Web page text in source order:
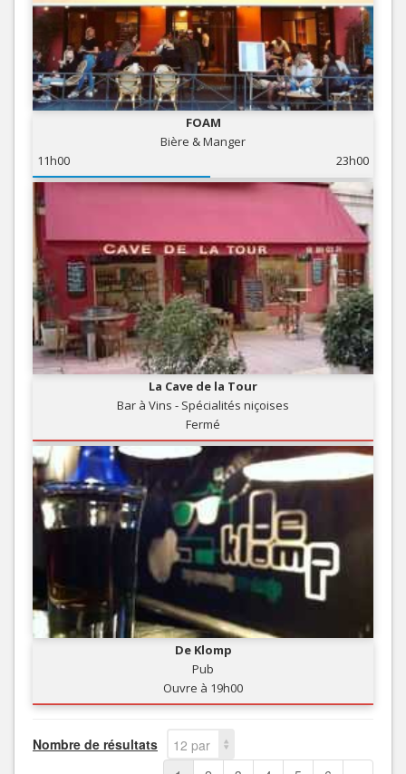
FOAM
Bière & Manger
11h00
23h00
La Cave de la Tour
Bar à Vins - Spécialités niçoises
Fermé
De Klomp
Pub
Ouvre à 19h00
Nombre de résultats
12 par
page